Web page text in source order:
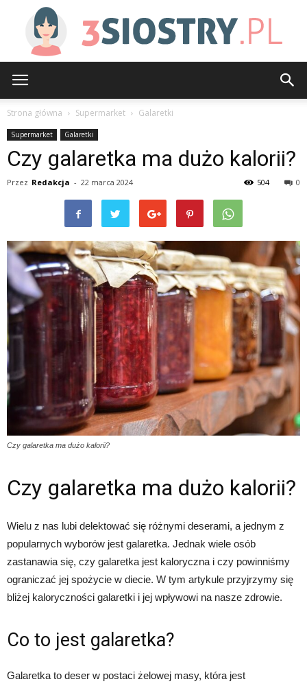
Strona główna Supermarket Galaretki
Supermarket Galaretki
Czy galaretka ma dużo kalorii?
Przez Redakcja - 22 marca 2024 0
504
Czy galaretka ma dużo kalorii?
Czy galaretka ma dużo kalorii?
Wielu z nas lubi delektować się różnymi deserami, a jednym z
popularnych wyborów jest galaretka. Jednak wiele osób
zastanawia się, czy galaretka jest kaloryczna i czy powinniśmy
ograniczać jej spożycie w diecie. W tym artykule przyjrzymy się
bliżej kaloryczności galaretki i jej wpływowi na nasze zdrowie.
Co to jest galaretka?
Galaretka to deser w postaci żelowej masy, która jest